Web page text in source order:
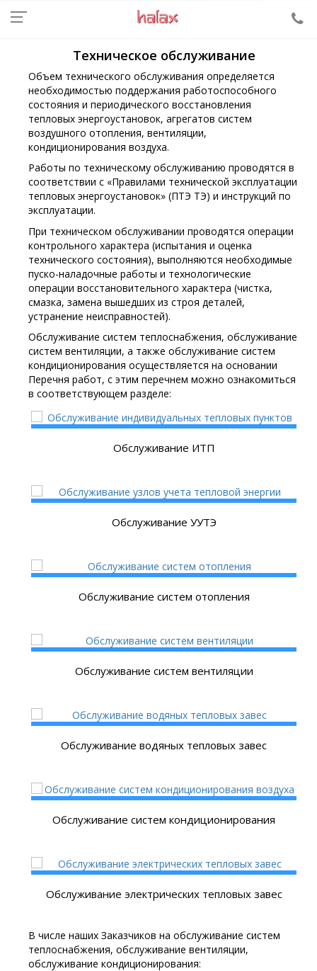
Техническое обслуживание
Объем технического обслуживания определяется
необходимостью поддержания работоспособного
состояния и периодического восстановления
тепловых энергоустановок, агрегатов систем
воздушного отопления, вентиляции,
кондиционирования воздуха.
Работы по техническому обслуживанию проводятся в
соответствии с «Правилами технической эксплуатации
тепловых энергоустановок» (ПТЭ ТЭ) и инструкций по
эксплуатации.
При техническом обслуживании проводятся операции
контрольного характера (испытания и оценка
технического состояния), выполняются необходимые
пуско-наладочные работы и технологические
операции восстановительного характера (чистка,
смазка, замена вышедших из строя деталей,
устранение неисправностей).
Обслуживание систем теплоснабжения, обслуживание
систем вентиляции, а также обслуживание систем
кондиционирования осуществляется на основании
Перечня работ, с этим перечнем можно ознакомиться
в соответствующем разделе:
Обслуживание ИТП
Обслуживание УУТЭ
Обслуживание систем отопления
Обслуживание систем вентиляции
Обслуживание водяных тепловых завес
Обслуживание систем кондиционирования
Обслуживание электрических тепловых завес
В числе наших Заказчиков на обслуживание систем
теплоснабжения, обслуживание вентиляции,
обслуживание кондиционирования: